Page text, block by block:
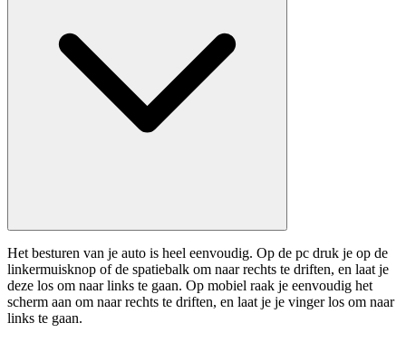
Het besturen van je auto is heel eenvoudig. Op de pc druk je op de
linkermuisknop of de spatiebalk om naar rechts te driften, en laat je
deze los om naar links te gaan. Op mobiel raak je eenvoudig het
scherm aan om naar rechts te driften, en laat je je vinger los om naar
links te gaan.